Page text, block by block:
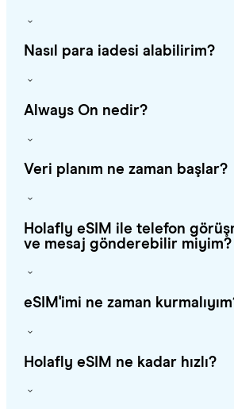
Nasıl para iadesi alabilirim?
Always On nedir?
Veri planım ne zaman başlar?
Holafly eSIM ile telefon
ve mesaj gönderebilir miyim?
eSIM'imi ne zaman
Holafly eSIM ne kadar hızlı?